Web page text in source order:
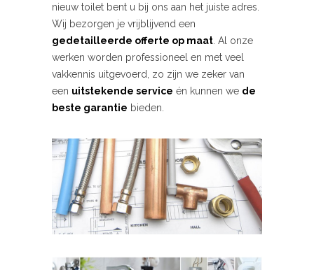
nieuw toilet bent u bij ons aan het juiste adres.
Wij bezorgen je vrijblijvend een
gedetailleerde offerte op maat . Al onze
werken worden professioneel en met veel
vakkennis uitgevoerd, zo zijn we zeker van
een uitstekende service én kunnen we de
beste garantie bieden.